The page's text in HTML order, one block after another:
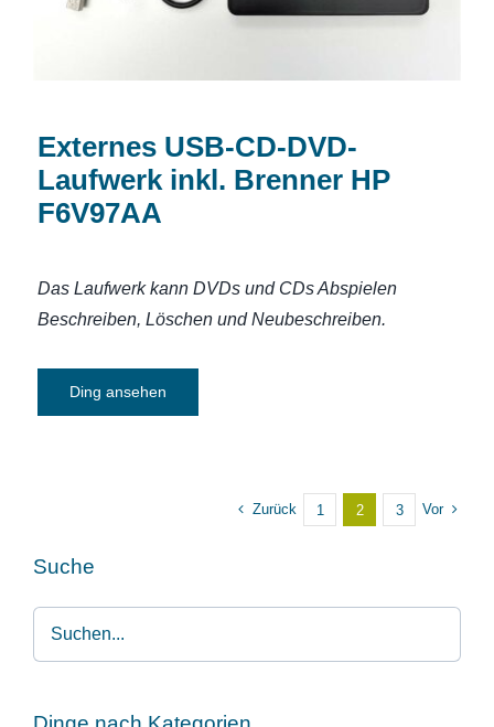
Externes USB-CD-DVD-
Laufwerk inkl. Brenner HP
F6V97AA
Das Laufwerk kann DVDs und CDs Abspielen
Beschreiben, Löschen und Neubeschreiben.
Ding ansehen
Zurück 1 2 3 Vor
Suche